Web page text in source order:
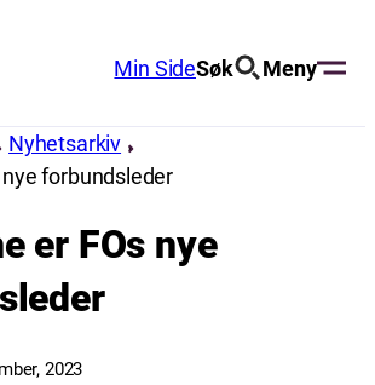
Min SideSøk Meny
Nyhetsarkiv
forbundsleder
er FOs nye
2023